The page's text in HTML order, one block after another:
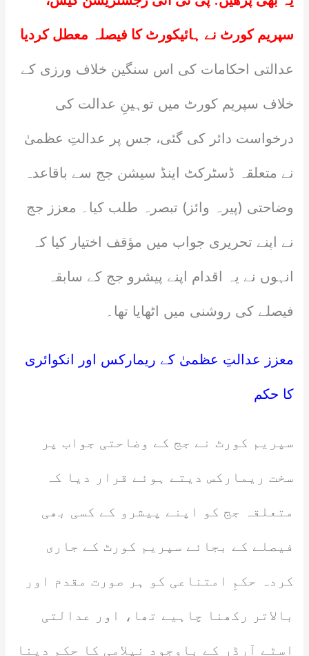
سپریم کورٹ نے ہائیکورٹ کا فیصلہ معطل کردیا
عدالتی احکامات کی اس سنگین خلاف ورزی کے
خلاف سپریم کورٹ میں توہینِ عدالت کی
درخواست دائر کی گئی، جس پر عدالتِ عظمیٰ
نے متعلقہ ڈسٹرکٹ اینڈ سیشن جج سے باقاعدہ
وضاحتی (پیرہ وائز) تبصرہ طلب کیا۔ معزز جج
نے اپنے تحریری جواب میں مؤقف اختیار کیا کہ
انہوں نے یہ اقدام اپنے پیشرو جج کے سابقہ
فیصلے کی روشنی میں اٹھایا تھا۔
معزز عدالتِ عظمیٰ کے ریمارکس اور انکوائری
کا حکم
سپریم کورٹ نے جج کے وضاحتی جواب پر
سخت ریمارکس دیتے ہوئے قرار دیا کہ
متعلقہ جج کو اپنے پیشرو کے کسی بھی
فیصلے کے بجائے سپریم کورٹ کے جاری
کردہ حکمِ امتناعی کو ہر صورت مقدم اور
بالاتر رکھنا چاہیے تھا، اور عدالتی
اسٹے آرڈر کے باوجود نیلامی کا حکم دینا